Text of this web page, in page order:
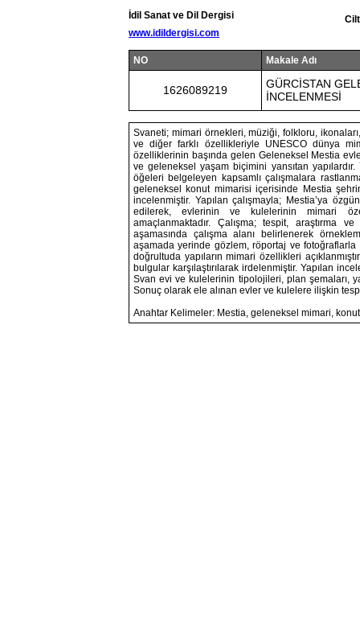
İdil Sanat ve Dil Dergisi
www.idildergisi.com
NO Makale Adı
1626089219
GÜRCİSTAN
İNCELENMESİ
Svaneti; mimari örnekleri, müziği, folkloru,
ve diğer farklı özellikleriyle UNESCO dünya
özelliklerinin başında gelen Geleneksel Mestia
ve geleneksel yaşam biçimini yansıtan
öğeleri belgeleyen kapsamlı çalışmalara
geleneksel konut mimarisi içerisinde Mestia
incelenmiştir. Yapılan çalışmayla; Mestia’ya
edilerek, evlerinin ve kulelerinin mimari
amaçlanmaktadır. Çalışma; tespit, araştırma
aşamasında çalışma alanı belirlenerek
aşamada yerinde gözlem, röportaj ve fotoğraflarla
doğrultuda yapıların mimari özellikleri
bulgular karşılaştırılarak irdelenmiştir. Yapılan
Svan evi ve kulelerinin tipolojileri, plan şemaları,
Sonuç olarak ele alınan evler ve kulelere ilişkin
Anahtar Kelimeler: Mestia, geleneksel mimari,